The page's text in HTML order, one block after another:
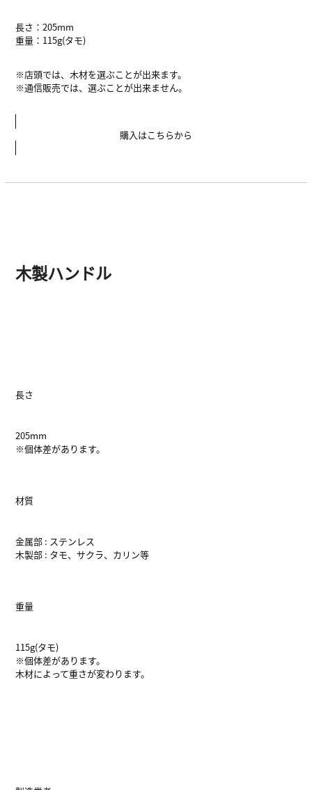
長さ：205mm
重量：115g(タモ)
※店頭では、木材を選ぶことが出来ます。
※通信販売では、選ぶことが出来ません。
購入はこちらから
木製ハンドル
長さ
205mm
※個体差があります。
材質
金属部 : ステンレス
木製部 : タモ、サクラ、カリン等
重量
115g(タモ)
※個体差があります。
木材によって重さが変わります。